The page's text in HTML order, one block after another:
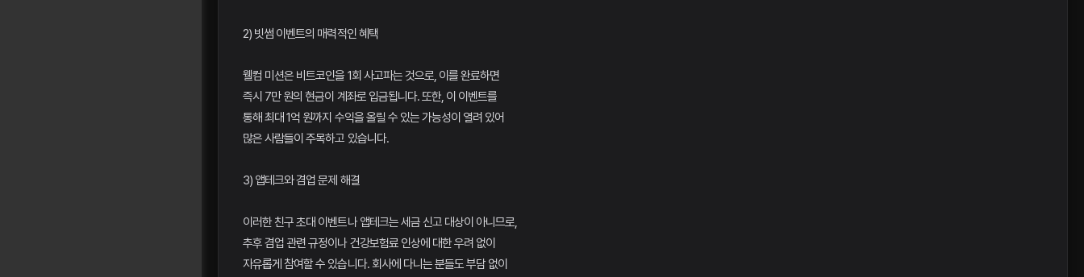
2) 빗썸 이벤트의 매력적인 혜택
웰컴 미션은 비트코인을 1회 사고파는 것으로, 이를 완료하면
즉시 7만 원의 현금이 계좌로 입금됩니다. 또한, 이 이벤트를
통해 최대 1억 원까지 수익을 올릴 수 있는 가능성이 열려 있어
많은 사람들이 주목하고 있습니다.
3) 앱테크와 겸업 문제 해결
이러한 친구 초대 이벤트나 앱테크는 세금 신고 대상이 아니므로,
추후 겸업 관련 규정이나 건강보험료 인상에 대한 우려 없이
자유롭게 참여할 수 있습니다. 회사에 다니는 분들도 부담 없이